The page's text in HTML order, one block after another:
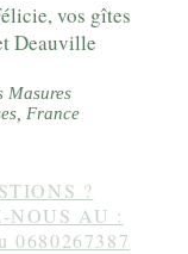
vos gîtes
Deauville
Masures
France
?
NOUS AU :
0680267387